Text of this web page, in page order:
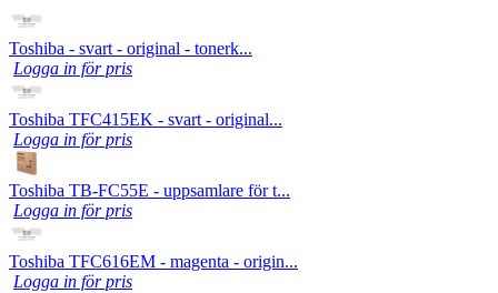
Toshiba - svart - original - tonerk...
Logga in för pris
Toshiba TFC415EK - svart - original...
Logga in för pris
Toshiba TB-FC55E - uppsamlare för t...
Logga in för pris
Toshiba TFC616EM - magenta - origin...
Logga in för pris